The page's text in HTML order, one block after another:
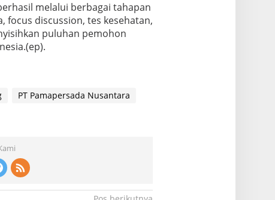
melalui berbagai tahapan
focus discussion, tes kesehatan,
puluhan pemohon
PT Pamapersada Nusantara